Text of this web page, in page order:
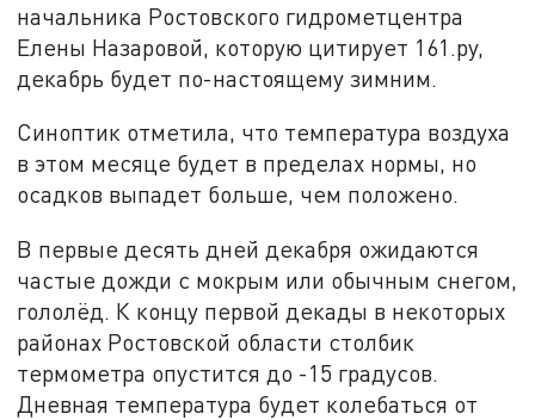
начальника Ростовского гидрометцентра
Елены Назаровой, которую цитирует 161.ру,
декабрь будет по-настоящему зимним.
Синоптик отметила, что температура воздуха
в этом месяце будет в пределах нормы, но
осадков выпадет больше, чем положено.
В первые десять дней декабря ожидаются
частые дожди с мокрым или обычным снегом,
гололёд. К концу первой декады в некоторых
районах Ростовской области столбик
термометра опустится до -15 градусов.
Дневная температура будет колебаться от